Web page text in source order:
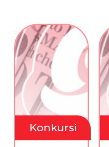
Konkursi